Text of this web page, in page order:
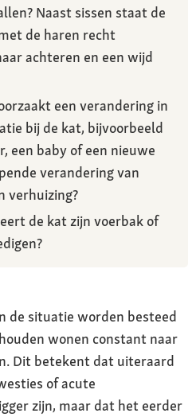
Naast sissen staat de
de haren recht
achteren en een wijd
een verandering in
bij de kat, bijvoorbeeld
een baby of een nieuwe
verandering van
verhuizing?
de kat zijn voerbak of
de situatie worden besteed
wonen constant naar
Dit betekent dat uiteraard
of acute
zijn, maar dat het eerder